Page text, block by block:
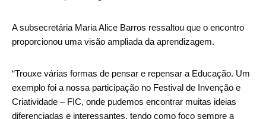
A subsecretária Maria Alice Barros ressaltou que o encontro
proporcionou uma visão ampliada da aprendizagem.
“Trouxe várias formas de pensar e repensar a Educação. Um
exemplo foi a nossa participação no Festival de Invenção e
Criatividade – FIC, onde pudemos encontrar muitas ideias
diferenciadas e interessantes, tendo como foco sempre a